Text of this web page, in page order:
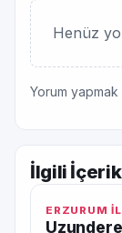
Henüz
Yorum yapmak
İlgili
ERZURUM